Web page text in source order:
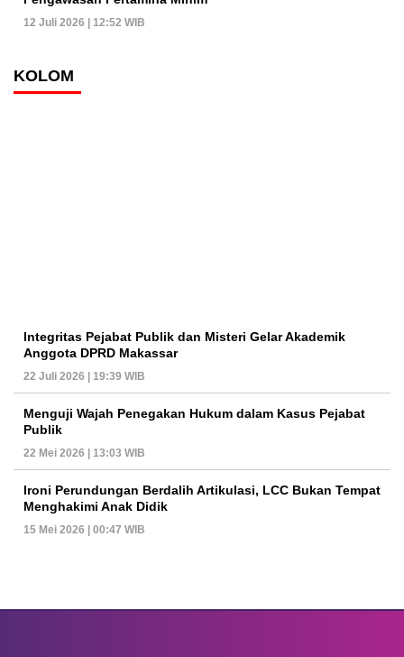
12 Juli 2026 | 12:52 WIB
KOLOM
Integritas Pejabat Publik dan Misteri Gelar Akademik
Anggota DPRD Makassar
22 Juli 2026 | 19:39 WIB
Menguji Wajah Penegakan Hukum dalam Kasus Pejabat
Publik
22 Mei 2026 | 13:03 WIB
Ironi Perundungan Berdalih Artikulasi, LCC Bukan Tempat
Menghakimi Anak Didik
15 Mei 2026 | 00:47 WIB